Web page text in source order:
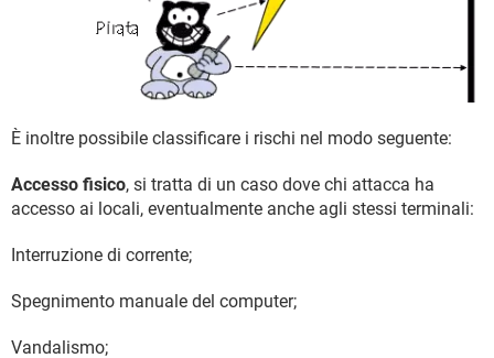
È inoltre possibile classificare i rischi nel modo seguente:
Accesso fisico, si tratta di un caso dove chi attacca ha
accesso ai locali, eventualmente anche agli stessi terminali:
Interruzione di corrente;
Spegnimento manuale del computer;
Vandalismo;